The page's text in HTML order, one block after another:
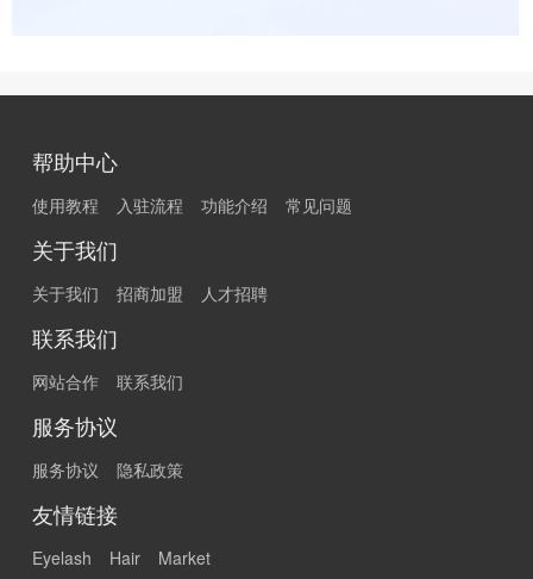
帮助中心
使用教程 入驻流程 功能介绍 常见问题
关于我们
关于我们 招商加盟 人才招聘
联系我们
网站合作 联系我们
服务协议
服务协议 隐私政策
友情链接
Eyelash Hair Market